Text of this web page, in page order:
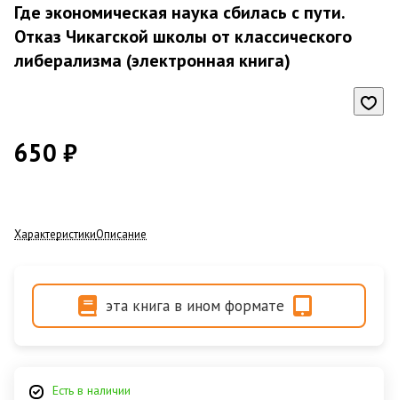
Где экономическая наука сбилась с пути.
Отказ Чикагской школы от классического
либерализма (электронная книга)
650 ₽
ХарактеристикиОписание
эта книга в ином формате
Есть в наличии